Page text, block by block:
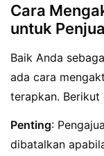
Cara
untuk
Baik Anda
ada cara
terapkan. Berikut
Penting:
dibatalkan